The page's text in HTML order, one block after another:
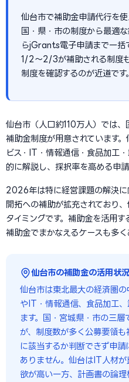
仙台市で補助金申請代行を
国・県・市の制度から最適
らjGrants電子申請まで一括
1/2〜2/3が補助される制度
制度を確認するのが近道です。
仙台市（人口約110万人）では
補助金制度が用意されています
ビス・IT・情報通信・食品加工
的に解説し、採択率を高める申
2026年は特に経営課題の解決
開拓への補助が拡充されており
タイミングです。補助金を活用
補助金でまかなえるケースも多く
仙台市の補助金の活用状
仙台市は東北最大の経済圏
やIT・情報通信、食品加工
ます。国・宮城県・市の三
が、制度数が多く公募要領
に該当するか判断できず申
ありません。仙台はIT人材
欲が高い一方、計画書の論